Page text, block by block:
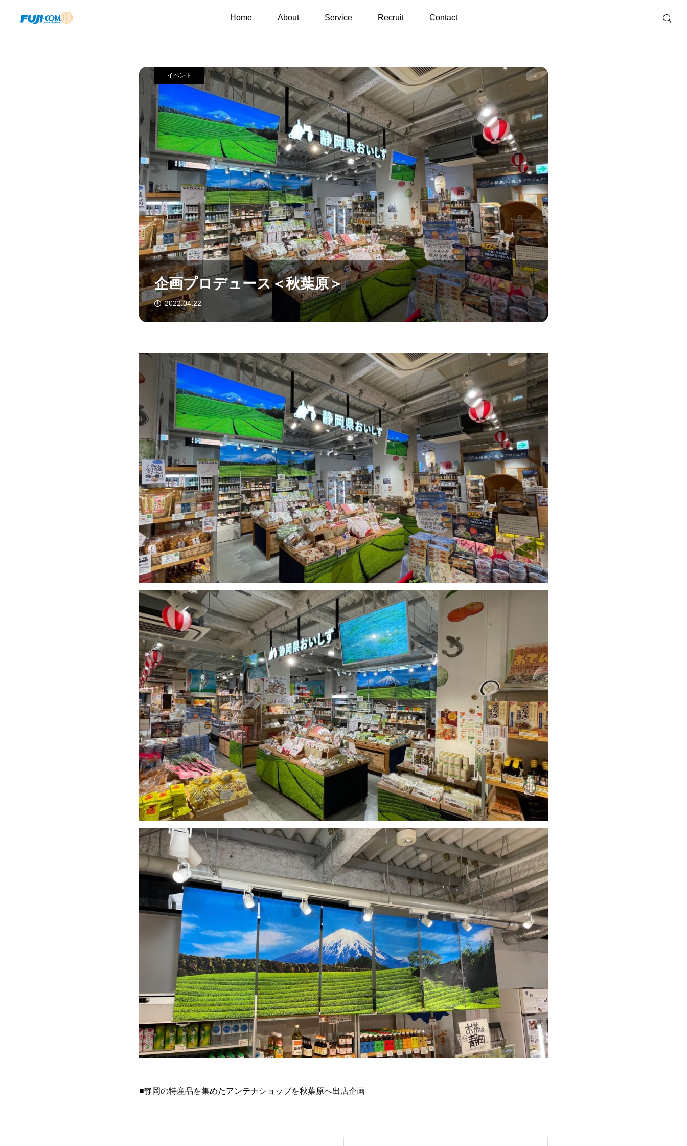
Home About Service Recruit Contact
企画プロデュース＜秋葉原＞
企画プロデュース＜秋葉原＞
2022.04.22
イベント
■静岡の特産品を集めたアンテナショップを秋葉原へ出店企画